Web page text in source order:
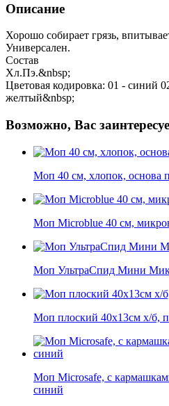
Описание
Хорошо собирает грязь,
Универсален.
Состав
Хл.Пэ.&nbsp;
Цветовая кодировка: 01 - синий
желтый&nbsp;
Возможно, Вас
Моп 40 см, хлопок, основа
Моп Microblue 40 см,
Моп УльтраСпид Мини
Моп плоский 40х13см х/б,
Моп Microsafe, с
синий